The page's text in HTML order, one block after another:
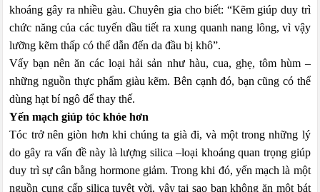
khoáng gây ra nhiều gàu. Chuyên gia cho biết: “Kẽm giúp duy trì
chức năng của các tuyến dầu tiết ra xung quanh nang lông, vì vậy
lưỡng kẽm thấp có thể dẫn đến da đầu bị khô”.
Vấy bạn nên ăn các loại hải sản như hàu, cua, ghẹ, tôm hùm –
những nguồn thực phẩm giàu kẽm. Bên cạnh đó, bạn cũng có thể
dùng hạt bí ngô để thay thế.
Yến mạch giúp tóc khỏe hơn
Tóc trở nên giòn hơn khi chúng ta già đi, và một trong những lý
do gây ra vấn đề này là lượng silica –loại khoáng quan trọng giúp
duy trì sự cân bằng hormone giảm. Trong khi đó, yến mạch là một
nguồn cung cấp silica tuyệt vời, vậy tại sao bạn không ăn một bát